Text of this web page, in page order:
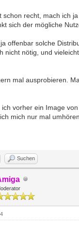
schon recht, mach ich
sich der mögliche
offenbar solche
nicht nötig, und
mal ausprobieren.
ich vorher ein Image
mich nur mal
Suchen